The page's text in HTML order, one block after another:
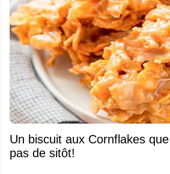
Un biscuit aux Cornflakes
pas de sitôt!